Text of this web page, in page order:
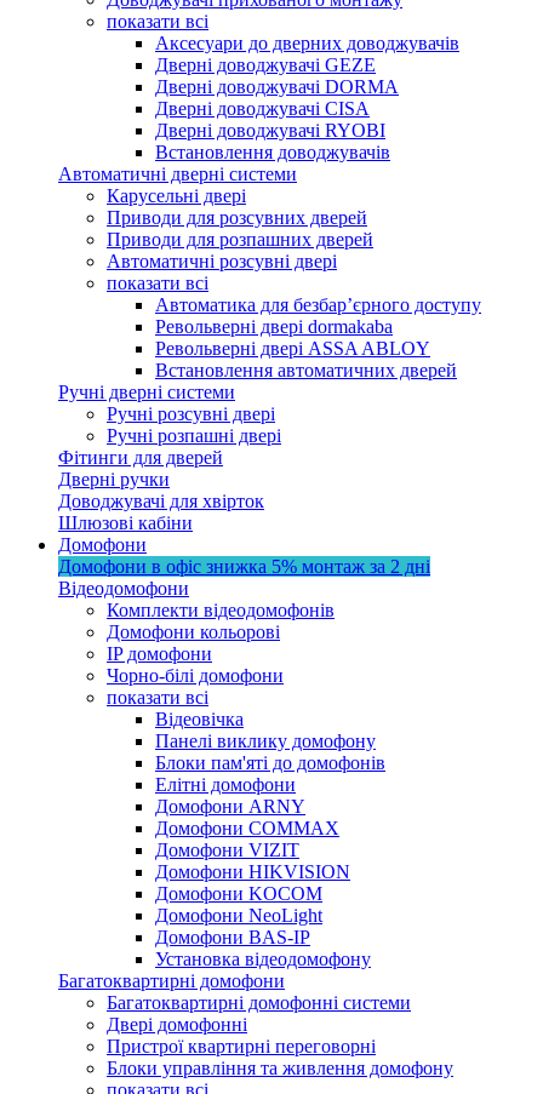
показати всі
Аксесуари до дверних доводжувачів
Дверні доводжувачі GEZE
Дверні доводжувачі DORMA
Дверні доводжувачі CISA
Дверні доводжувачі RYOBI
Встановлення доводжувачів
Автоматичні дверні системи
Карусельні двері
Приводи для розсувних дверей
Приводи для розпашних дверей
Автоматичні розсувні двері
показати всі
Автоматика для безбар’єрного доступу
Револьверні двері dormakaba
Револьверні двері ASSA ABLOY
Встановлення автоматичних дверей
Ручні дверні системи
Ручні розсувні двері
Ручні розпашні двері
Фітинги для дверей
Дверні ручки
Доводжувачі для хвірток
Шлюзові кабіни
Домофони
Домофони в офіс знижка 5% монтаж за 2 дні
Відеодомофони
Комплекти відеодомофонів
Домофони кольорові
IP домофони
Чорно-білі домофони
показати всі
Відеовічка
Панелі виклику домофону
Блоки пам'яті до домофонів
Елітні домофони
Домофони ARNY
Домофони COMMAX
Домофони VIZIT
Домофони HIKVISION
Домофони KOCOM
Домофони NeoLight
Домофони BAS-IP
Установка відеодомофону
Багатоквартирні домофони
Багатоквартирні домофонні системи
Двері домофонні
Пристрої квартирні переговорні
Блоки управління та живлення домофону
показати всі